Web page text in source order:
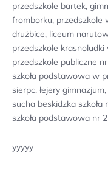
przedszkole bartek,
fromborku, przedszkole
drużbice, liceum
przedszkole
przedszkole publiczne
szkoła podstawowa w
sierpc, łejery
sucha beskidzka
szkoła podstawowa nr
yyyyy